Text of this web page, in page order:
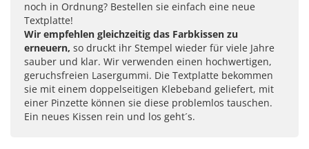
noch in Ordnung? Bestellen sie einfach eine neue
Textplatte!
Wir empfehlen gleichzeitig das Farbkissen zu
erneuern, so druckt ihr Stempel wieder für viele Jahre
sauber und klar. Wir verwenden einen hochwertigen,
geruchsfreien Lasergummi. Die Textplatte bekommen
sie mit einem doppelseitigen Klebeband geliefert, mit
einer Pinzette können sie diese problemlos tauschen.
Ein neues Kissen rein und los geht´s.